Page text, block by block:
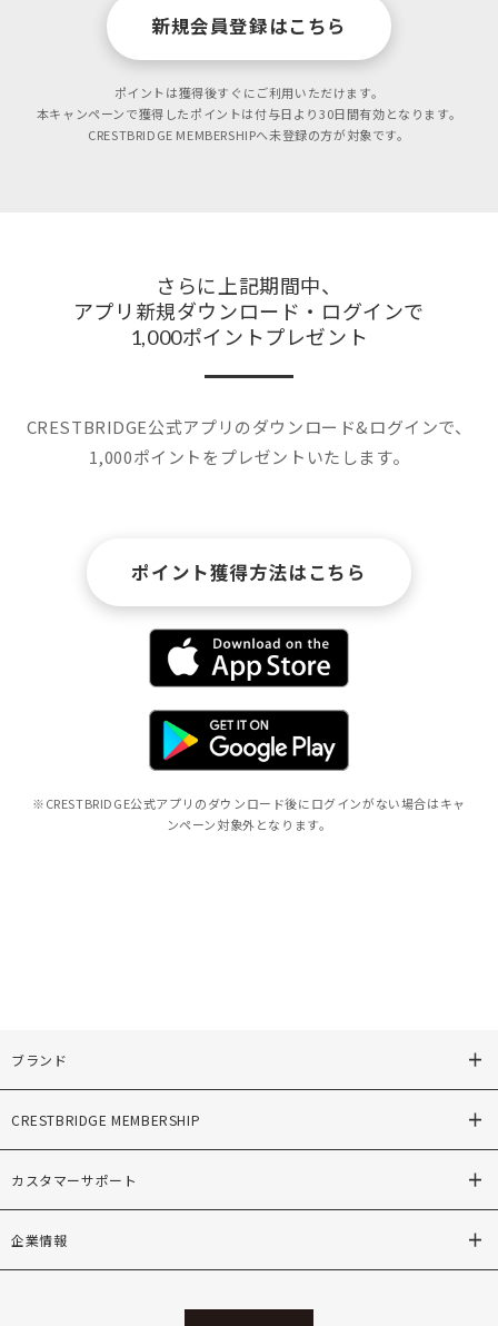
新規会員登録はこちら
ポイントは獲得後すぐにご利用いただけます。
本キャンペーンで獲得したポイントは付与日より30日間有効となります。
CRESTBRIDGE MEMBERSHIPへ未登録の方が対象です。
さらに上記期間中、
アプリ新規ダウンロード・ログインで
1,000ポイントプレゼント
CRESTBRIDGE公式アプリのダウンロード&ログインで、
1,000ポイントをプレゼントいたします。
ポイント獲得方法はこちら
※CRESTBRIDGE公式アプリのダウンロード後にログインがない場合はキャ
ンペーン対象外となります。
ブランド
CRESTBRIDGE MEMBERSHIP
カスタマーサポート
企業情報